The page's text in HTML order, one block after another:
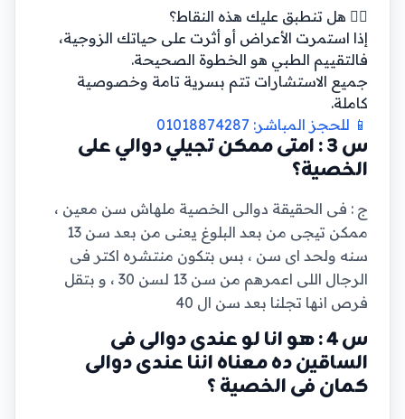
👨‍⚕️ هل تنطبق عليك هذه النقاط؟
إذا استمرت الأعراض أو أثرت على حياتك الزوجية،
فالتقييم الطبي هو الخطوة الصحيحة.
جميع الاستشارات تتم بسرية تامة وخصوصية
كاملة.
📱 للحجز المباشر: 01018874287
س 3 : امتى ممكن تجيلي دوالي على
الخصية؟
ج : فى الحقيقة دوالى الخصية ملهاش سن معين ،
ممكن تيجى من بعد البلوغ يعنى من بعد سن 13
سنه ولحد اى سن ، بس بتكون منتشره اكتر فى
الرجال اللى اعمرهم من سن 13 لسن 30 ، و بتقل
فرص انها تجلنا بعد سن ال 40
س 4 : هو انا لو عندى دوالى فى
الساقين ده معناه اننا عندى دوالى
كمان فى الخصية ؟